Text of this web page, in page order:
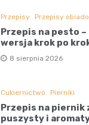
Przepisy Przepisy
Przepis na pesto
wersja krok po
8 sierpnia 2026
Cukiernictwo Pierniki
Przepis na piernik
puszysty i